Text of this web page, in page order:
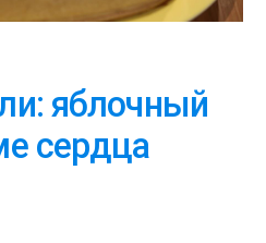
яблочный
сердца